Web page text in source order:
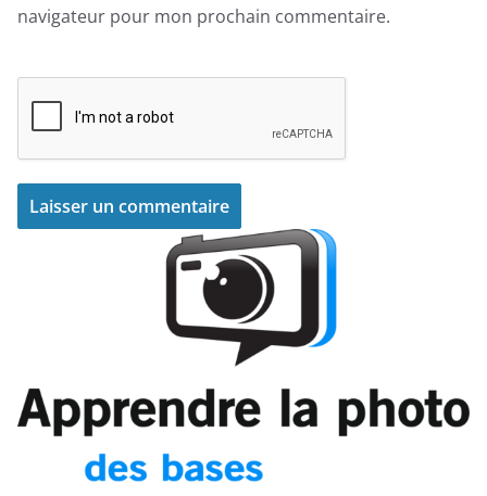
navigateur pour mon prochain commentaire.